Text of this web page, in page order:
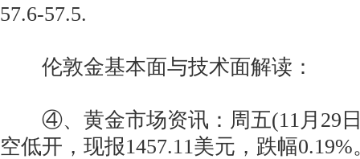
57.6-57.5.
伦敦金基本面与技术面解读：
④、黄金市场资讯：周五(11月29日
空低开，现报1457.11美元，跌幅